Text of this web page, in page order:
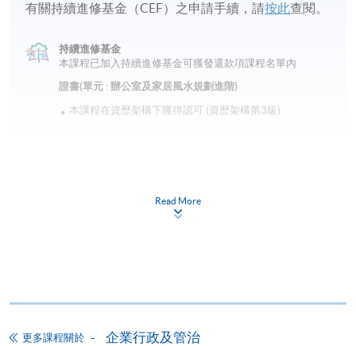
有關持續進修基金（CEF）之申請手續，請按此查閱。
持續進修基金
本課程已加入持續進修基金可獲發還款項課程名單內
證書(單元 : 辦公室及家居風水規劃進階)
本課程在資歴架構下獲得認可 (資歴架構第3級)
申請表 下載申請表
Read More
更多課程關於 企業行政及管治